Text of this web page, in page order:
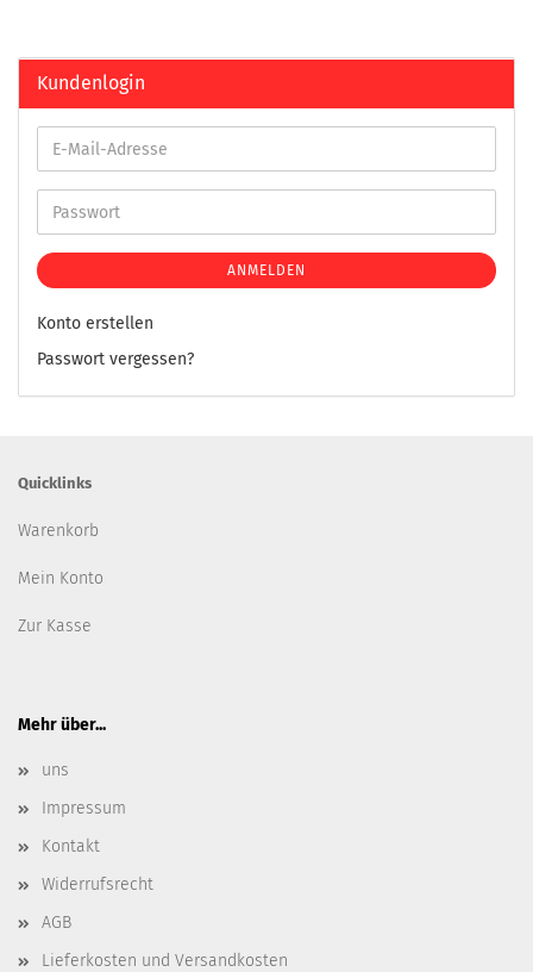
Kundenlogin
ANMELDEN
Konto erstellen
Passwort vergessen?
Quicklinks
Warenkorb
Mein Konto
Zur Kasse
Mehr über...
uns
Impressum
Kontakt
Widerrufsrecht
AGB
Lieferkosten und Versandkosten